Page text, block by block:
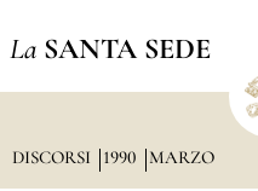
La SANTA SEDE
DISCORSI 1990 MARZO